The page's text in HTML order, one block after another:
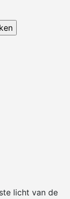
licht van de